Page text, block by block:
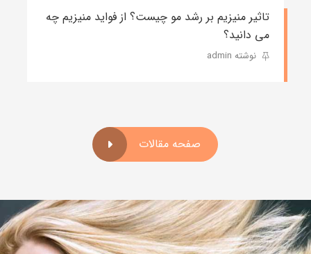
تاثیر منیزیم بر رشد مو چیست؟ از فواید منیزیم چه
می دانید؟
نوشته admin
صفحه مقالات